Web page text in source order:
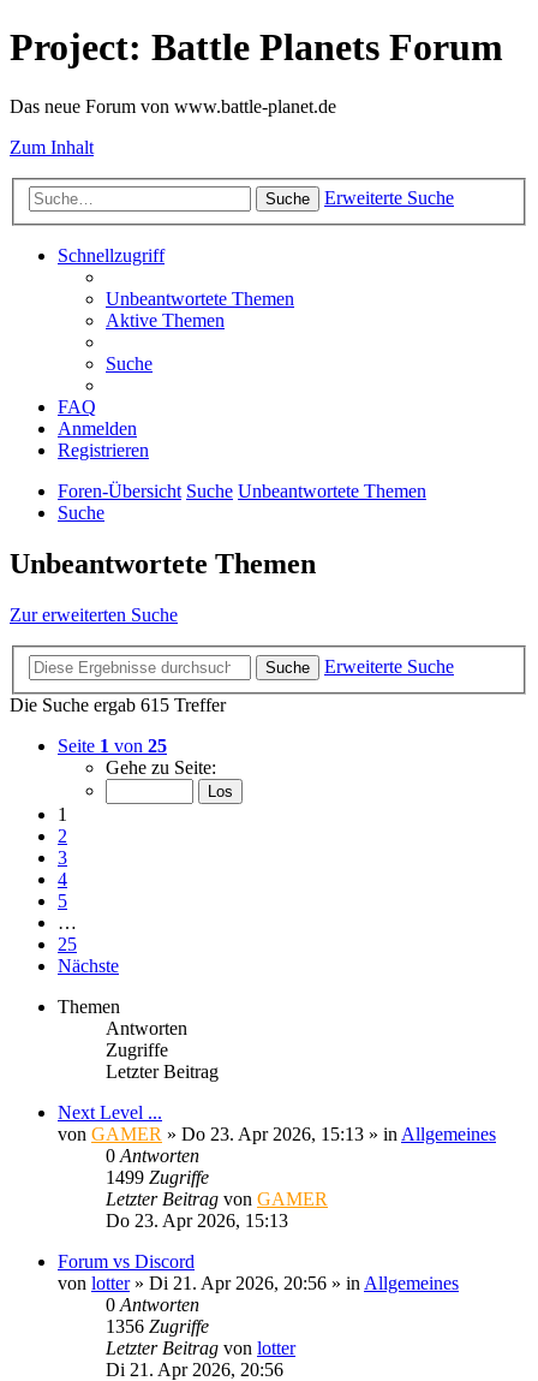
Project: Battle Planets Forum
Das neue Forum von www.battle-planet.de
Zum Inhalt
Suche Erweiterte Suche
Schnellzugriff
Unbeantwortete Themen
Aktive Themen
Suche
FAQ
Anmelden
Registrieren
Foren-Übersicht Suche Unbeantwortete Themen
Suche
Unbeantwortete Themen
Zur erweiterten Suche
Suche
Erweiterte Suche
Die Suche ergab 615 Treffer
Seite 1 von 25
Gehe zu Seite:
1
2
3
4
5
…
25
Nächste
Themen
Antworten
Zugriffe
Letzter Beitrag
Next Level ...
von GAMER » Do 23. Apr 2026, 15:13 » in Allgemeines
0 Antworten
1499 Zugriffe
Letzter Beitrag von GAMER
Do 23. Apr 2026, 15:13
Forum vs Discord
von lotter» Di 21. Apr 2026, 20:56 » in Allgemeines
0 Antworten
1356 Zugriffe
Letzter Beitrag von lotter
Di 21. Apr 2026, 20:56